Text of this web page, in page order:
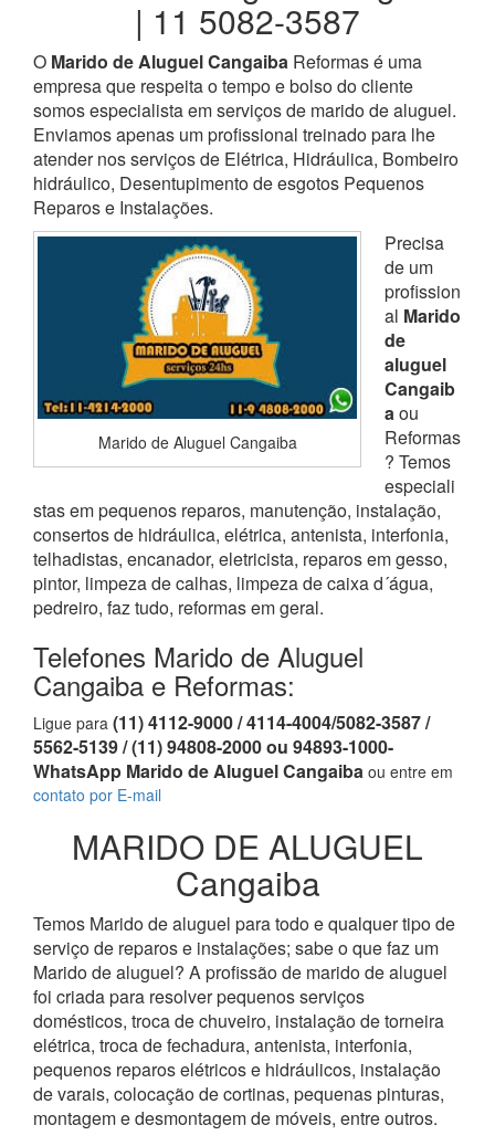
| 11 5082-3587
O Marido de Aluguel Cangaiba Reformas é uma
empresa que respeita o tempo e bolso do cliente
somos especialista em serviços de marido de aluguel.
Enviamos apenas um profissional treinado para lhe
atender nos serviços de Elétrica, Hidráulica, Bombeiro
hidráulico, Desentupimento de esgotos Pequenos
Reparos e Instalações.
Marido de Aluguel Cangaiba
Precisa
de um
profission
al Marido
de
aluguel
Cangaib
aou
Reformas
? Temos
especiali
stas em pequenos reparos, manutenção, instalação,
consertos de hidráulica, elétrica, antenista, interfonia,
telhadistas, encanador, eletricista, reparos em gesso,
pintor, limpeza de calhas, limpeza de caixa d´água,
pedreiro, faz tudo, reformas em geral.
Telefones Marido de Aluguel
Cangaiba e Reformas:
Ligue para (11) 4112-9000 / 4114-4004/5082-3587 /
5562-5139 / (11) 94808-2000 ou 94893-1000-
WhatsApp Marido de Aluguel Cangaiba ou entre em
contato por E-mail
MARIDO DE ALUGUEL
Cangaiba
Temos Marido de aluguel para todo e qualquer tipo de
serviço de reparos e instalações; sabe o que faz um
Marido de aluguel? A profissão de marido de aluguel
foi criada para resolver pequenos serviços
domésticos, troca de chuveiro, instalação de torneira
elétrica, troca de fechadura, antenista, interfonia,
pequenos reparos elétricos e hidráulicos, instalação
de varais, colocação de cortinas, pequenas pinturas,
montagem e desmontagem de móveis, entre outros.